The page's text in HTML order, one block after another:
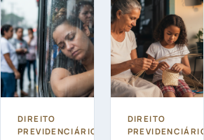
DIREITO
PREVIDENCIÁRIO
DIREITO
PREVIDENCIÁRIO